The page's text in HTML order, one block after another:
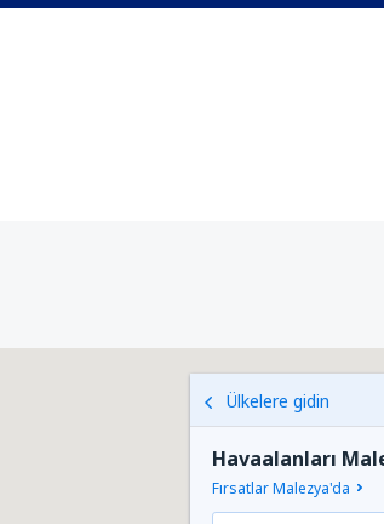
Ülkelere gidin
Havaalanları
Fırsatlar Malezya'da